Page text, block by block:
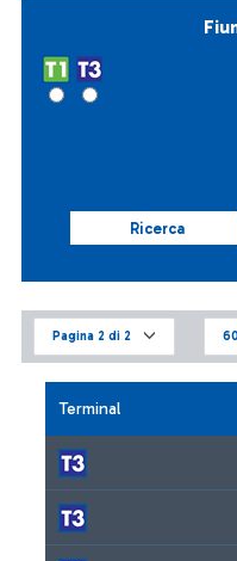
Ricerca
Pagina 2 di 2
Terminal